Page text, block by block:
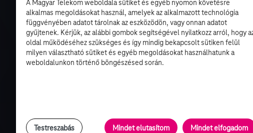
A Magyar Telekom weboldala sütiket és egyéb nyomon követésre
alkalmas megoldásokat használ, amelyek az alkalmazott technológia
függvényében adatot tárolnak az eszközödön, vagy onnan adatot
gyűjtenek. Kérjük, az alábbi gombok segítségével nyilatkozz arról, hogy
oldal működéséhez szükséges és így mindig bekapcsolt sütiken felül
milyen választható sütiket és egyéb megoldásokat használhatunk a
weboldalunkon történő böngészésed során.
Testreszabás Mindet elutasítom Mindet elfogadom